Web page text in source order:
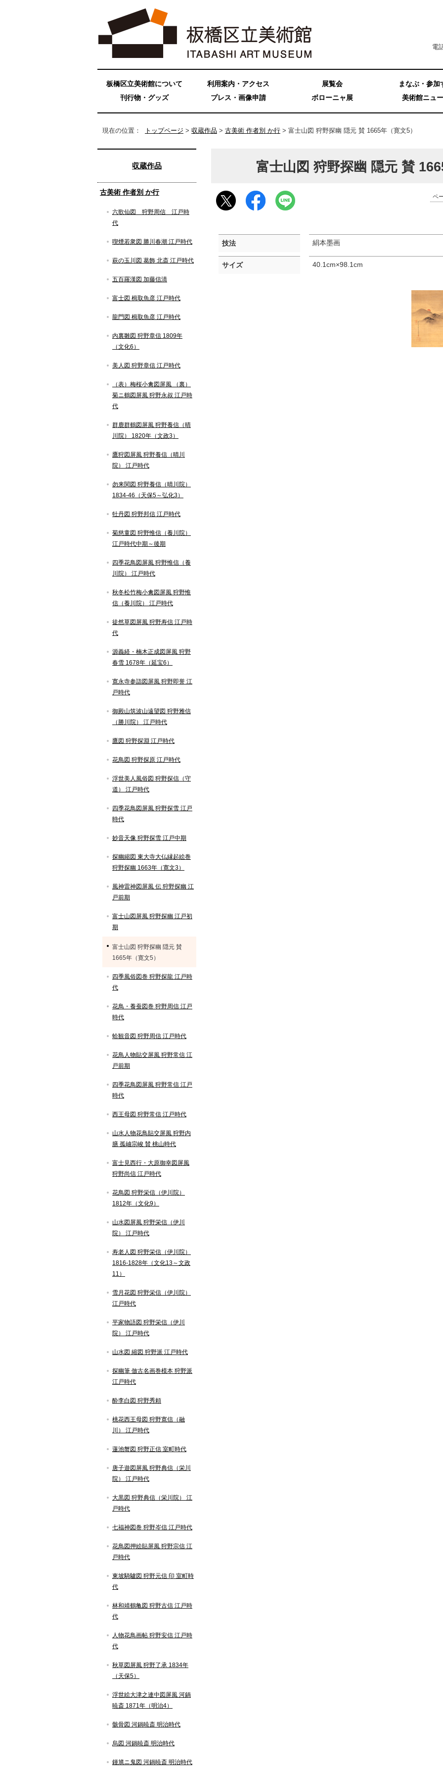
電
板橋区立美術館について 利用案内・アクセス 展覧会 まなぶ・参加
刊行物・グッズ
プレス・画像申請 ボローニャ展 美術館ニュ
現在の位置： トップページ > 収蔵作品 > 古美術 作者別 か行 > 富士山図 狩野探幽 隠元 賛 1665年（寛文5）
富士山図 狩野探幽 隠元 賛
ペ
技法 絹本墨画
サイズ 40.1cm×98.1cm
収蔵作品
古美術 作者別 か行
六歌仙図 狩野周信 江戸時
代
喫煙若衆図 勝川春潮 江戸時代
萩の玉川図 葛飾 北斎 江戸時代
五百羅漢図 加藤信清
富士図 楫取魚彦 江戸時代
龍門図 楫取魚彦 江戸時代
内裏雛図 狩野章信 1809年
（文化6）
美人図 狩野章信 江戸時代
（表）梅桜小禽図屏風 （裏）
菊ニ鶴図屏風 狩野永叔 江戸時
代
群鹿群鶴図屏風 狩野養信（晴
川院） 1820年（文政3）
鷹狩図屏風 狩野養信（晴川
院） 江戸時代
勿来関図 狩野養信（晴川院）
1834-46（天保5～弘化3）
牡丹図 狩野邦信 江戸時代
菊慈童図 狩野惟信（養川院）
江戸時代中期～後期
四季花鳥図屏風 狩野惟信（養
川院） 江戸時代
秋冬松竹梅小禽図屏風 狩野惟
信（養川院） 江戸時代
徒然草図屏風 狩野寿信 江戸時
代
源義経・楠木正成図屏風 狩野
春雪 1678年（延宝6）
寛永寺参詣図屏風 狩野即誉 江
戸時代
御殿山筑波山遠望図 狩野雅信
（勝川院） 江戸時代
鷹図 狩野探淵 江戸時代
花鳥図 狩野探原 江戸時代
浮世美人風俗図 狩野探信（守
道） 江戸時代
四季花鳥図屏風 狩野探雪 江戸
時代
妙音天像 狩野探雪 江戸中期
探幽縮図 東大寺大仏縁起絵巻
狩野探幽 1663年（寛文3）
風神雷神図屏風 伝 狩野探幽 江
戸前期
富士山図屏風 狩野探幽 江戸初
期
富士山図 狩野探幽 隠元 賛
1665年（寛文5）
四季風俗図巻 狩野探龍 江戸時
代
花鳥・養蚕図巻 狩野周信 江戸
時代
蛤観音図 狩野周信 江戸時代
花鳥人物貼交屏風 狩野常信 江
戸前期
四季花鳥図屏風 狩野常信 江戸
時代
西王母図 狩野常信 江戸時代
山水人物花鳥貼交屏風 狩野内
膳 孤岫宗峻 賛 桃山時代
富士見西行・大原御幸図屏風
狩野尚信 江戸時代
花鳥図 狩野栄信（伊川院）
1812年（文化9）
山水図屏風 狩野栄信（伊川
院） 江戸時代
寿老人図 狩野栄信（伊川院）
1816-1828年（文化13～文政
11）
雪月花図 狩野栄信（伊川院）
江戸時代
平家物語図 狩野栄信（伊川
院） 江戸時代
山水図 縮図 狩野派 江戸時代
探幽筆 倣古名画巻模本 狩野派
江戸時代
酔李白図 狩野秀頼
桃花西王母図 狩野寛信（融
川） 江戸時代
蓮池蟹図 狩野正信 室町時代
唐子遊図屏風 狩野典信（栄川
院） 江戸時代
大黒図 狩野典信（栄川院） 江
戸時代
七福神図巻 狩野岑信 江戸時代
花鳥図押絵貼屏風 狩野宗信 江
戸時代
東坡騎驢図 狩野元信 印 室町時
代
林和靖鶴亀図 狩野古信 江戸時
代
人物花鳥画帖 狩野安信 江戸時
代
秋草図屏風 狩野了承 1834年
（天保5）
浮世絵大津之連中図屏風 河鍋
暁斎 1871年（明治4）
骸骨図 河鍋暁斎 明治時代
烏図 河鍋暁斎 明治時代
鍾馗ニ鬼図 河鍋暁斎 明治時代